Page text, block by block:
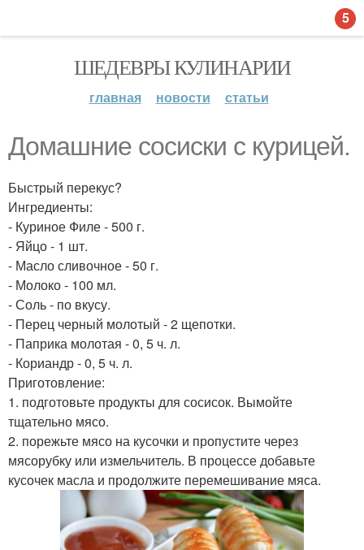
ШЕДЕВРЫ КУЛИНАРИИ
главная новости статьи
Домашние сосиски с курицей.
Быстрый перекус?
Ингредиенты:
- Куриное Филе - 500 г.
- Яйцо - 1 шт.
- Масло сливочное - 50 г.
- Молоко - 100 мл.
- Соль - по вкусу.
- Перец черный молотый - 2 щепотки.
- Паприка молотая - 0, 5 ч. л.
- Кориандр - 0, 5 ч. л.
Приготовление:
1. подготовьте продукты для сосисок. Вымойте
тщательно мясо.
2. порежьте мясо на кусочки и пропустите через
мясорубку или измельчитель. В процессе добавьте
кусочек масла и продолжите перемешивание мяса.
5